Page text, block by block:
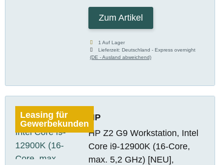
Zum Artikel
1 Auf Lager
Lieferzeit:Deutschland - Express overnight
(DE - Ausland abweichend)
Leasing für
Gewerbekunden
HP
HP Z2 G9 Workstation, Intel
Core i9-12900K (16-Core,
max. 5,2 GHz) [NEU],